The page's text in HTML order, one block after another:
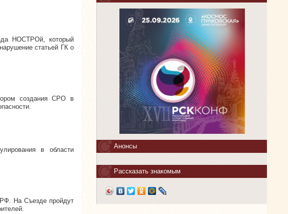
НОСТРОй, который
статьей ГК о
создания СРО в
в области
На Съезде пройдут
Анонсы
Рассказать знакомым